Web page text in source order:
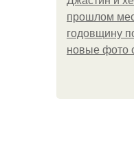
прошлом
годовщину
новые фото